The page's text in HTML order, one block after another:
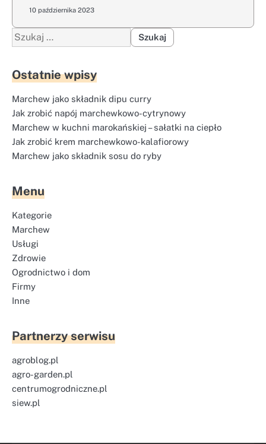
10 października 2023
Szukaj:
Ostatnie wpisy
Marchew jako składnik dipu curry
Jak zrobić napój marchewkowo-cytrynowy
Marchew w kuchni marokańskiej – sałatki na ciepło
Jak zrobić krem marchewkowo-kalafiorowy
Marchew jako składnik sosu do ryby
Menu
Kategorie
Marchew
Usługi
Zdrowie
Ogrodnictwo i dom
Firmy
Inne
Partnerzy serwisu
agroblog.pl
agro-garden.pl
centrumogrodniczne.pl
siew.pl